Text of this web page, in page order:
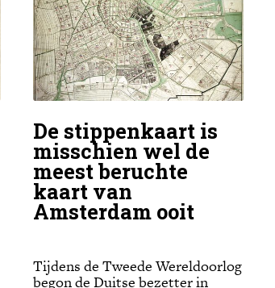
De stippenkaart is
misschien wel de
meest beruchte
kaart van
Amsterdam ooit
Tijdens de Tweede Wereldoorlog
begon de Duitse bezetter in